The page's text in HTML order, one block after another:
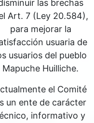
las brechas
Art. 7 (Ley 20.584),
para mejorar la
usuaria de
usuarios del pueblo
Mapuche Huilliche.
el Comité
un ente de carácter
informativo y